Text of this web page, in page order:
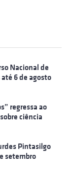
Nacional de
6 de agosto
regressa ao
ciência
Pintasilgo
setembro